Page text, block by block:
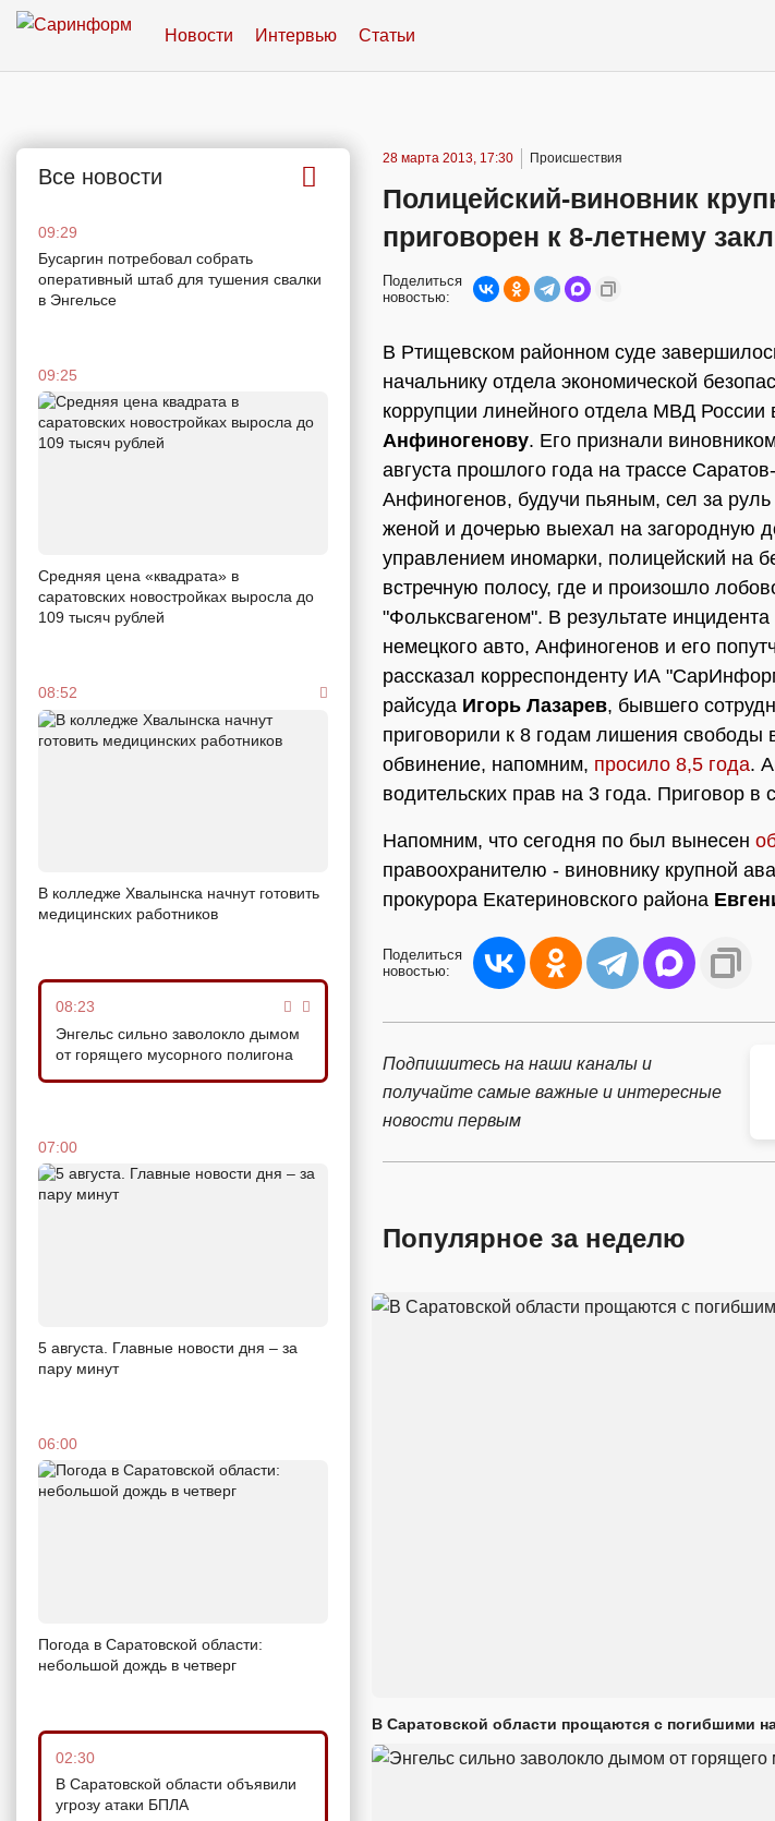
Новости Интервью Статьи
Все новости
09:29
Бусаргин потребовал собрать
оперативный штаб для тушения свалки
в Энгельсе
09:25
Средняя цена «квадрата» в
саратовских новостройках выросла до
109 тысяч рублей
08:52
В колледже Хвалынска начнут готовить
медицинских работников
08:23
Энгельс сильно заволокло дымом
от горящего мусорного полигона
07:00
5 августа. Главные новости дня – за
пару минут
06:00
Погода в Саратовской области:
небольшой дождь в четверг
02:30
В Саратовской области объявили
угрозу атаки БПЛА
28 марта 2013, 17:30 Происшествия
Полицейский-виновник
приговорен к 8-летнему
Поделиться
новостью:
В Ртищевском районном суде
начальнику отдела экономической
коррупции линейного отдела МВД
Анфиногенову. Его признали
августа прошлого года на трассе
Анфиногенов, будучи пьяным, сел за
женой и дочерью выехал на загородную
управлением иномарки, полицейский на
встречную полосу, где и произошло
"Фольксвагеном". В результате
немецкого авто, Анфиногенов и его
рассказал корреспонденту ИА
райсуда Игорь Лазарев, бывшего
приговорили к 8 годам лишения свободы
обвинение, напомним, просило 8,5 года.
водительских прав на 3 года. Приговор в
Напомним, что сегодня по был вынесен
правоохранителю - виновнику крупной
прокурора Екатериновского района
Поделиться
новостью:
Подпишитесь на наши каналы и
получайте самые важные и интересные
новости первым
Популярное за неделю
В Саратовской области прощаются с погибшими